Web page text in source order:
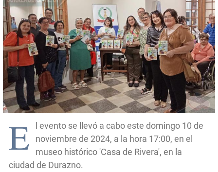
E
l evento se llevó a cabo este domingo 10 de
noviembre de 2024, a la hora 17:00, en el
museo histórico 'Casa de Rivera', en la
ciudad de Durazno.